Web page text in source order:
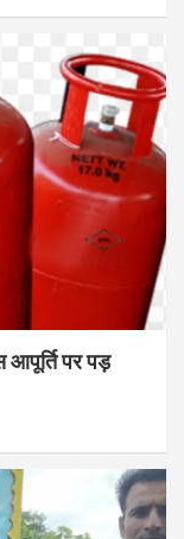
आपूर्ति पर पड़